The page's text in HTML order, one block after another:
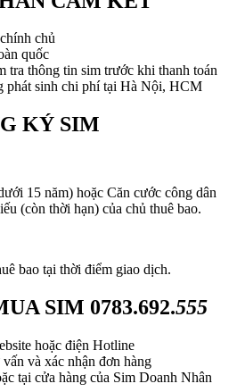
chủ
quốc
tra thông tin sim trước khi thanh toán
phát sinh chi phí tại Hà Nội, HCM
KÝ SIM
15 năm) hoặc Căn cước công dân
(còn thời hạn) của chủ thuê bao.
bao tại thời điểm giao dịch.
SIM 0783.692.555
hoặc điện Hotline
và xác nhận đơn hàng
tại cửa hàng của Sim Doanh Nhân